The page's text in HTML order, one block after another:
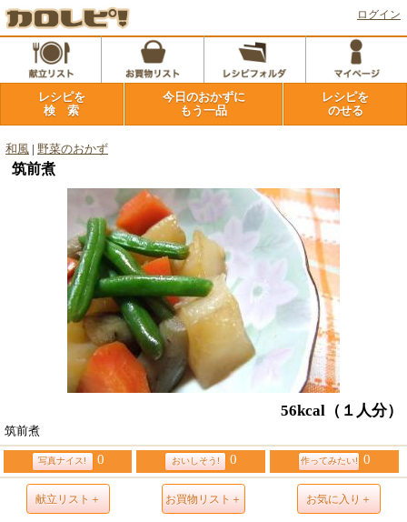
ログイン
レシピを
検 索
今日のおかずに
もう一品
レシピを
のせる
和風 野菜のおかず
筑前煮
56kcal （１人分）
筑前煮
写真ナイス! 0 おいしそう! 0 作ってみたい! 0
献立リスト＋ お買物リスト＋ お気に入り＋